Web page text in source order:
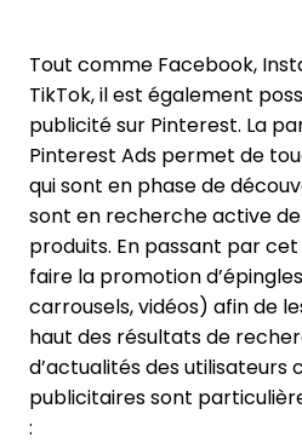
Tout comme Facebook,
TikTok, il est également
publicité sur Pinterest. La
Pinterest Ads permet de
qui sont en phase de
sont en recherche active
produits. En passant par
faire la promotion
carrousels, vidéos) afin de
haut des résultats de
d’actualités des utilisateurs
publicitaires sont
: